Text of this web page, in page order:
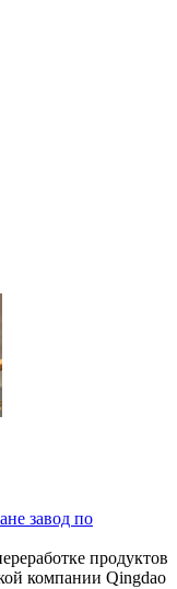
завод по
продуктов
компании Qingdao